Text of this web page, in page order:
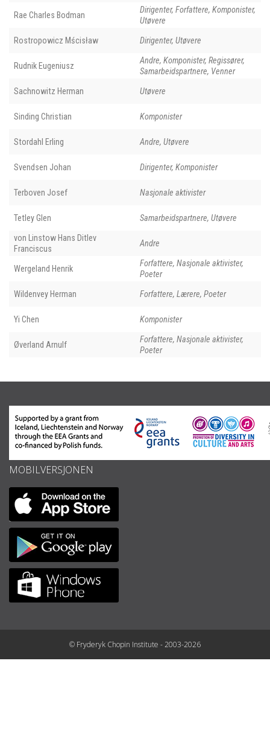
Rae Charles Bodman
Dirigenter, Forfattere, Komponister,
Utøvere
Rostropowicz Mścisław Dirigenter, Utøvere
Rudnik Eugeniusz
Andre, Komponister, Regissører,
Samarbeidspartnere, Venner
Sachnowitz Herman Utøvere
Sinding Christian Komponister
Stordahl Erling Andre, Utøvere
Svendsen Johan Dirigenter, Komponister
Terboven Josef Nasjonale aktivister
Tetley Glen Samarbeidspartnere, Utøvere
von Linstow Hans Ditlev
Franciscus
Andre
Wergeland Henrik
Forfattere, Nasjonale aktivister,
Poeter
Wildenvey Herman Forfattere, Lærere, Poeter
Yi Chen Komponister
Øverland Arnulf
Forfattere, Nasjonale aktivister,
Poeter
MOBILVERSJONEN
© Fryderyk Chopin Institute - 2003-2026